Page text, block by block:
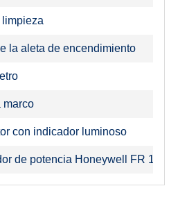
limpieza
la aleta de encendimiento
marco
con indicador luminoso
de potencia Honeywell FR 124